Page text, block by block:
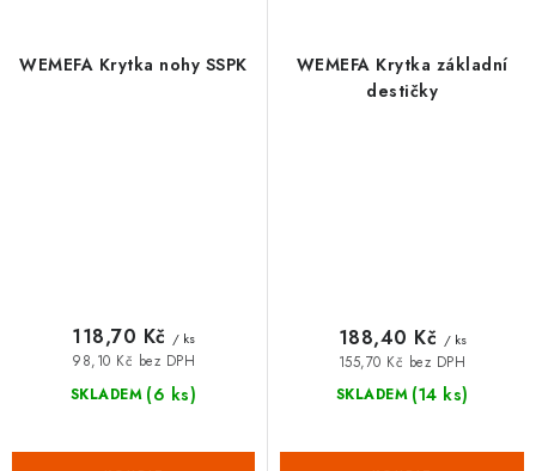
WEMEFA Krytka nohy SSPK
SKLADEM (6 ks)
98,10 Kč bez DPH
118,70 Kč / ks
WEMEFA Krytka základní
destičky
SKLADEM (14 ks)
155,70 Kč bez DPH
188,40 Kč / ks